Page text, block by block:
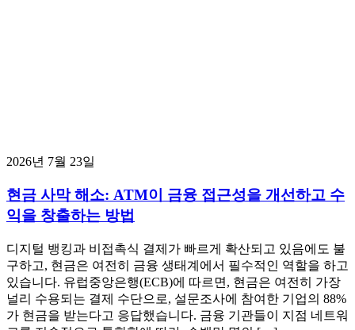
2026년 7월 23일
현금 사막 해소: ATM이 금융 접근성을 개선하고 수
익을 창출하는 방법
디지털 뱅킹과 비접촉식 결제가 빠르게 확산되고 있음에도 불
구하고, 현금은 여전히 금융 생태계에서 필수적인 역할을 하고
있습니다. 유럽중앙은행(ECB)에 따르면, 현금은 여전히 가장
널리 수용되는 결제 수단으로, 설문조사에 참여한 기업의 88%
가 현금을 받는다고 응답했습니다. 금융 기관들이 지점 네트워